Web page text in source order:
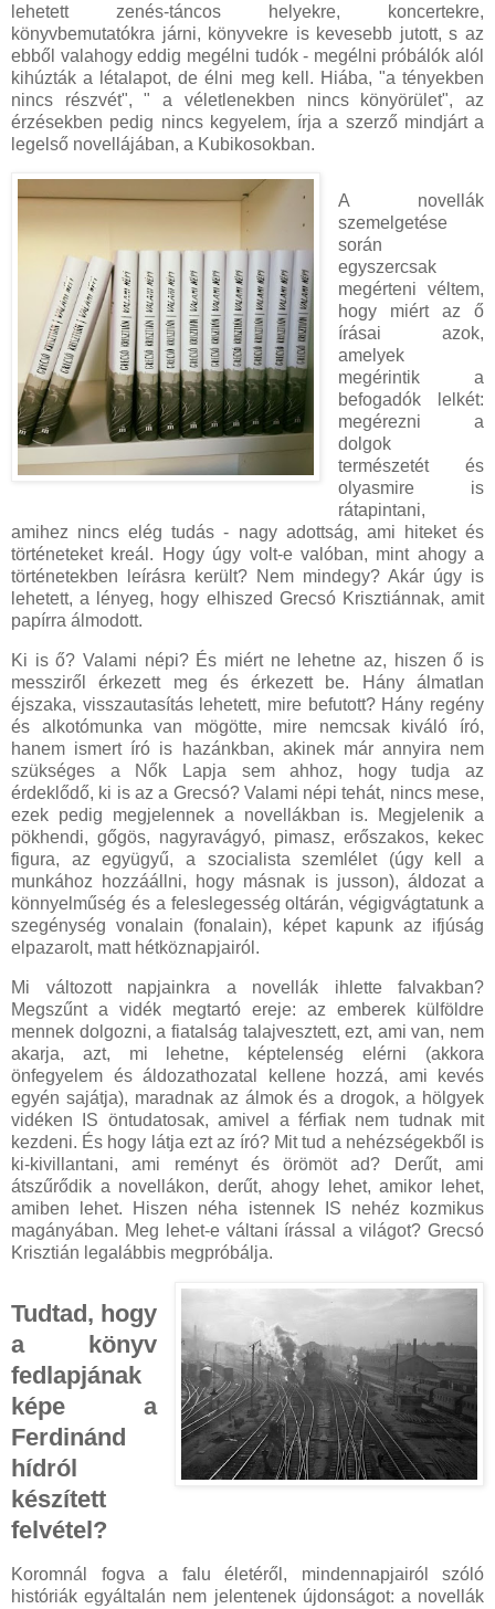
lehetett zenés-táncos helyekre, koncertekre,
könyvbemutatókra járni, könyvekre is kevesebb jutott, s az
ebből valahogy eddig megélni tudók - megélni próbálók alól
kihúzták a létalapot, de élni meg kell. Hiába, "a tényekben
nincs részvét", " a véletlenekben nincs könyörület", az
érzésekben pedig nincs kegyelem, írja a szerző mindjárt a
legelső novellájában, a Kubikosokban.
A novellák
szemelgetése
során
egyszercsak
megérteni véltem,
hogy miért az ő
írásai azok,
amelyek
megérintik a
befogadók lelkét:
megérezni a
dolgok
természetét és
olyasmire is
rátapintani,
amihez nincs elég tudás - nagy adottság, ami hiteket és
történeteket kreál. Hogy úgy volt-e valóban, mint ahogy a
történetekben leírásra került? Nem mindegy? Akár úgy is
lehetett, a lényeg, hogy elhiszed Grecsó Krisztiánnak, amit
papírra álmodott.
Ki is ő? Valami népi? És miért ne lehetne az, hiszen ő is
messziről érkezett meg és érkezett be. Hány álmatlan
éjszaka, visszautasítás lehetett, mire befutott? Hány regény
és alkotómunka van mögötte, mire nemcsak kiváló író,
hanem ismert író is hazánkban, akinek már annyira nem
szükséges a Nők Lapja sem ahhoz, hogy tudja az
érdeklődő, ki is az a Grecsó? Valami népi tehát, nincs mese,
ezek pedig megjelennek a novellákban is. Megjelenik a
pökhendi, gőgös, nagyravágyó, pimasz, erőszakos, kekec
figura, az együgyű, a szocialista szemlélet (úgy kell a
munkához hozzáállni, hogy másnak is jusson), áldozat a
könnyelműség és a feleslegesség oltárán, végigvágtatunk a
szegénység vonalain (fonalain), képet kapunk az ifjúság
elpazarolt, matt hétköznapjairól.
Mi változott napjainkra a novellák ihlette falvakban?
Megszűnt a vidék megtartó ereje: az emberek külföldre
mennek dolgozni, a fiatalság talajvesztett, ezt, ami van, nem
akarja, azt, mi lehetne, képtelenség elérni (akkora
önfegyelem és áldozathozatal kellene hozzá, ami kevés
egyén sajátja), maradnak az álmok és a drogok, a hölgyek
vidéken IS öntudatosak, amivel a férfiak nem tudnak mit
kezdeni. És hogy látja ezt az író? Mit tud a nehézségekből is
ki-kivillantani, ami reményt és örömöt ad? Derűt, ami
átszűrődik a novellákon, derűt, ahogy lehet, amikor lehet,
amiben lehet. Hiszen néha istennek IS nehéz kozmikus
magányában. Meg lehet-e váltani írással a világot? Grecsó
Krisztián legalábbis megpróbálja.
Tudtad, hogy
a könyv
fedlapjának
képe a
Ferdinánd
hídról
készített
felvétel?
Koromnál fogva a falu életéről, mindennapjairól szóló
históriák egyáltalán nem jelentenek újdonságot: a novellák